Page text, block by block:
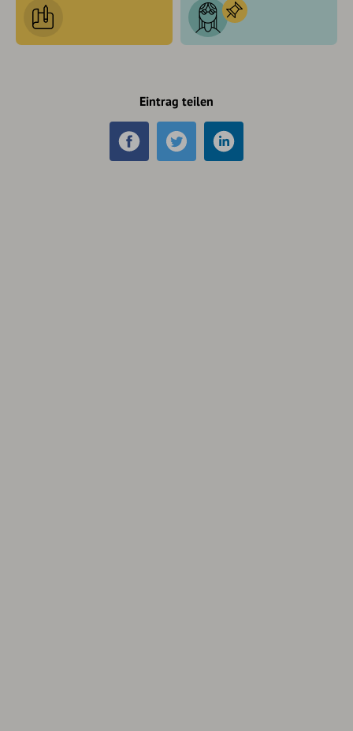
Eintrag teilen